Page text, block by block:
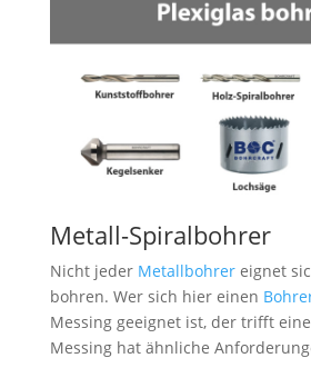
Metall-Spiralbohrer
Nicht jeder Metallbohrereignet
bohren. Wer sich hier einen
Messing geeignet ist, der trifft
Messing hat ähnliche